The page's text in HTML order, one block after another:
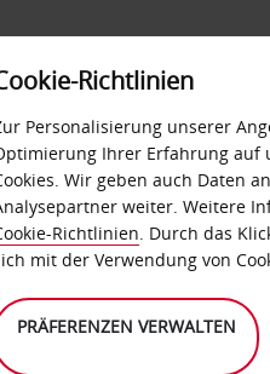
SELF-SERVICES
Richtlinien
Personalisierung unserer
Ihrer Erfahrung auf
Wir geben auch Daten
weiter. Weitere
Richtlinien. Durch das
mit der Verwendung von
PRÄFERENZEN VERWALTEN